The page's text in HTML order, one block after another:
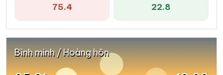
75.4 22.8
Bình minh / Hoàng hôn